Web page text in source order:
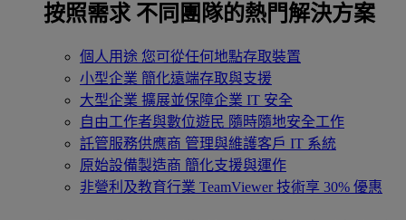
按照需求 不同團隊的熱門解決方案
個人用途 您可從任何地點存取裝置
小型企業 簡化遠端存取與支援
大型企業 擴展並保障企業 IT 安全
自由工作者與數位遊民 隨時隨地安全工作
託管服務供應商 管理與維護客戶 IT 系統
原始設備製造商 簡化支援與運作
非營利及教育行業 TeamViewer 技術享 30% 優惠